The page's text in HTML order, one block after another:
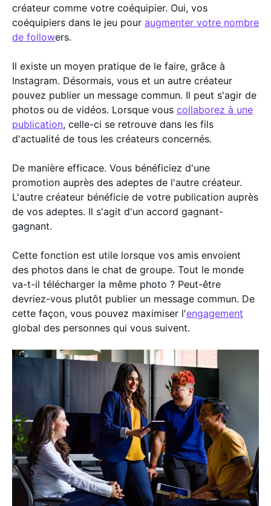
créateur comme votre coéquipier. Oui, vos
coéquipiers dans le jeu pour augmenter votre nombre
de followers.
Il existe un moyen pratique de le faire, grâce à
Instagram. Désormais, vous et un autre créateur
pouvez publier un message commun. Il peut s'agir de
photos ou de vidéos. Lorsque vous collaborez à une
publication, celle-ci se retrouve dans les fils
d'actualité de tous les créateurs concernés.
De manière efficace. Vous bénéficiez d'une
promotion auprès des adeptes de l'autre créateur.
L'autre créateur bénéficie de votre publication auprès
de vos adeptes. Il s'agit d'un accord gagnant-
gagnant.
Cette fonction est utile lorsque vos amis envoient
des photos dans le chat de groupe. Tout le monde
va-t-il télécharger la même photo ? Peut-être
devriez-vous plutôt publier un message commun. De
cette façon, vous pouvez maximiser l'engagement
global des personnes qui vous suivent.